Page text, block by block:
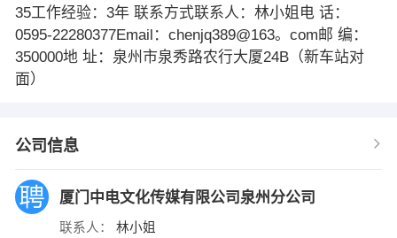
35工作经验：3年 联系方式联系人：林小姐电 话：
0595-22280377Email：chenjq389@163。com邮 编：
350000地 址：泉州市泉秀路农行大厦24B（新车站对
面）
公司信息
厦门中电文化传媒有限公司泉州分公司
联系人： 林小姐